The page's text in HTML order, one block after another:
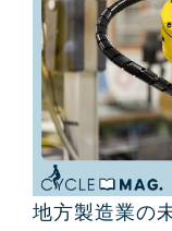
地方製造業の